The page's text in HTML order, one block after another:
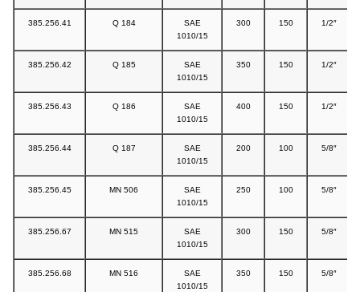
385.256.41 Q 184
SAE
1010/15
300 150 1/2″
385.256.42 Q 185
SAE
1010/15
350 150 1/2″
385.256.43 Q 186
SAE
1010/15
400 150 1/2″
385.256.44 Q 187
SAE
1010/15
200 100 5/8″
385.256.45 MN 506
SAE
1010/15
250 100 5/8″
385.256.67 MN 515
SAE
1010/15
300 150 5/8″
385.256.68 MN 516
SAE
1010/15
350 150 5/8″